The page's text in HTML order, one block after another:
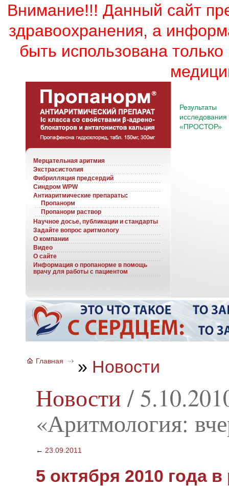
Внимание!!! Данный сайт
здравоохранения, а
быть использована
Результаты
исследования
«ПРОСТОР»
Мерцательная аритмия
Экстрасистолия
Фибрилляция предсердий
Синдром WPW
Антиаритмические препараты:
Пропанорм
Пропанорм раствор
Научное досье, публикации и стандарты
Задайте вопрос аритмологу
О компании
Видео
О сайте
Информация о пропанорме в помощь
врачу для работы с пациентом
Главная » Новости
Новости /
«Аритмология:
← 23.09.2011
5 октября 2010 года